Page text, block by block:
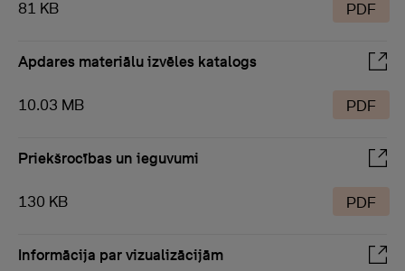
81 KB PDF
Apdares materiālu izvēles katalogs
10.03 MB PDF
Priekšrocības un ieguvumi
130 KB PDF
Informācija par vizualizācijām